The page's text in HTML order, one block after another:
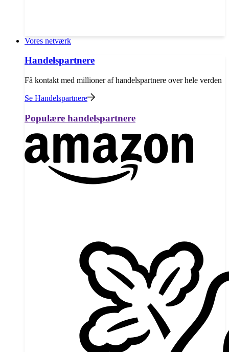
Vores netværk
Handelspartnere
Få kontakt med millioner af handelspartnere over hele verden
Se Handelspartnere
Populære handelspartnere